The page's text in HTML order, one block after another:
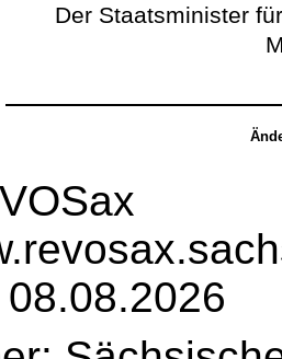
Der Staatsminister